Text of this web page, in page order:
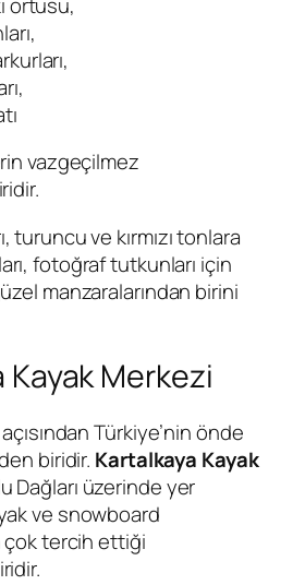
vazgeçilmez
turuncu ve kırmızı tonlara
fotoğraf tutkunları için
manzaralarından birini
Kayak Merkezi
Türkiye’nin önde
biridir. Kartalkaya Kayak
Dağları üzerinde yer
ve snowboard
çok tercih ettiği